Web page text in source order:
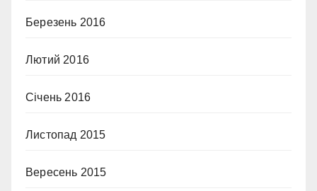
Березень 2016
Лютий 2016
Січень 2016
Листопад 2015
Вересень 2015